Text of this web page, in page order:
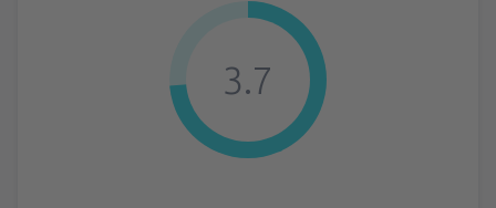
3.7